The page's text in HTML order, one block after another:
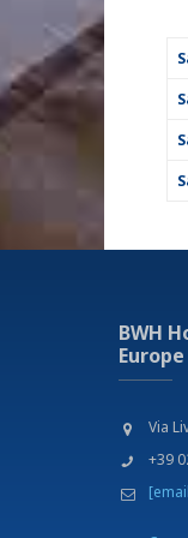
BWH
Europe
Via
+39